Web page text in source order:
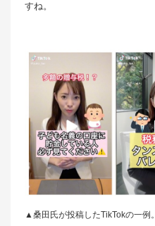
すね。
▲桑田氏が投稿したTikTokの一例。